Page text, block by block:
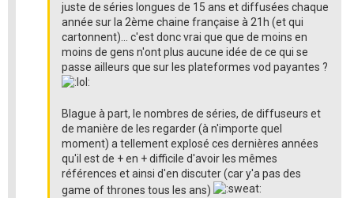
juste de séries longues de 15 ans et diffusées chaque
année sur la 2ème chaine française à 21h (et qui
cartonnent)... c'est donc vrai que que de moins en
moins de gens n'ont plus aucune idée de ce qui se
passe ailleurs que sur les plateformes vod payantes ?
Blague à part, le nombres de séries, de diffuseurs et
de manière de les regarder (à n'importe quel
moment) a tellement explosé ces dernières années
qu'il est de + en + difficile d'avoir les mêmes
références et ainsi d'en discuter (car y'a pas des
game of thrones tous les ans)